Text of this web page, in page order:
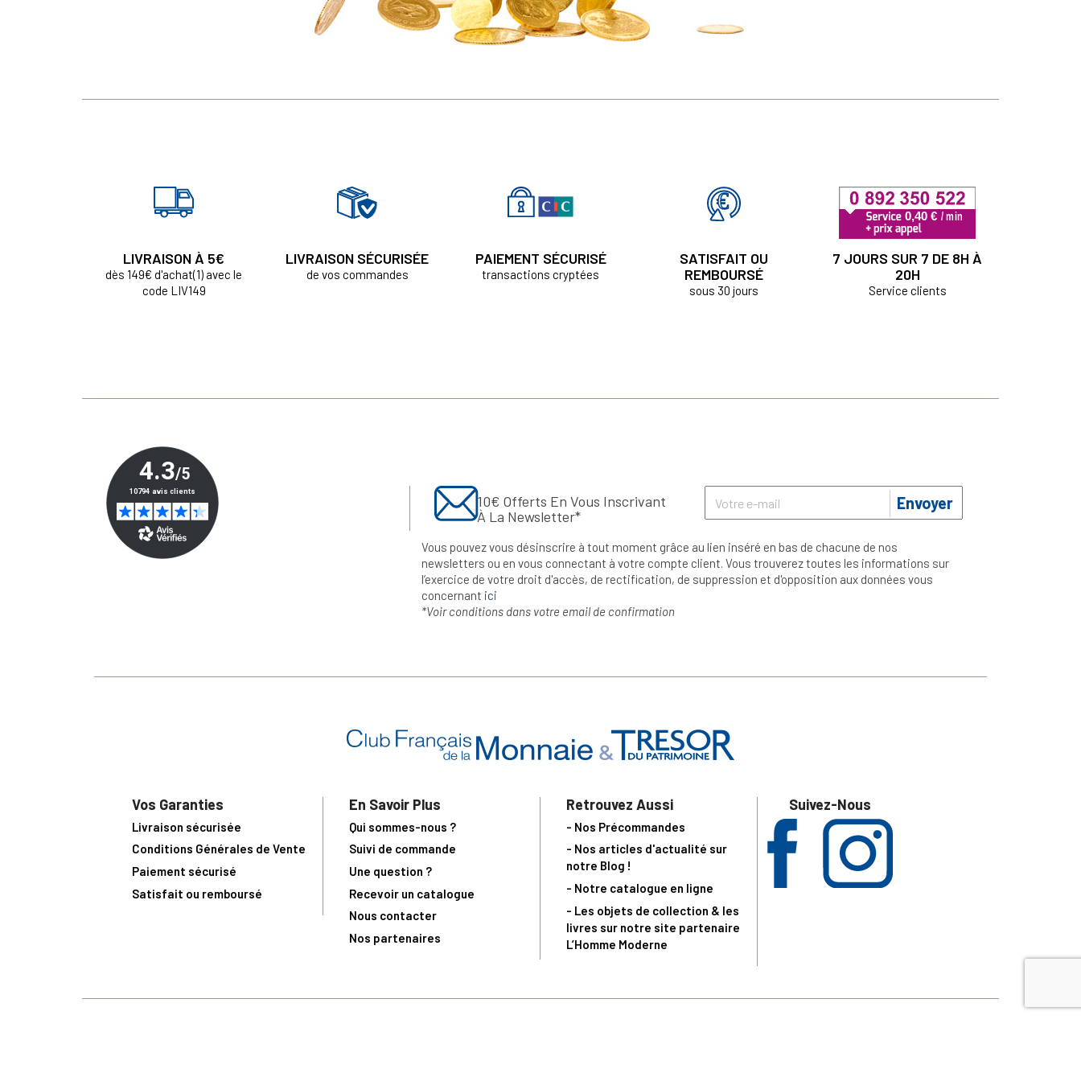
LIVRAISON À 5€
dès 149€ d'achat(1) avec le
code LIV149
LIVRAISON SÉCURISÉE
de vos commandes
PAIEMENT SÉCURISÉ
transactions cryptées
SATISFAIT OU
REMBOURSÉ
sous 30 jours
7 JOURS SUR 7 DE 8H À
20H
Service clients
10€ Offerts En Vous Inscrivant
À La Newsletter*
Envoyer
Vous pouvez vous désinscrire à tout moment grâce au lien inséré en bas de chacune de nos
newsletters ou en vous connectant à votre compte client. Vous trouverez toutes les informations sur
l’exercice de votre droit d'accès, de rectification, de suppression et d'opposition aux données vous
concernant ici
*Voir conditions dans votre email de confirmation
Vos Garanties
Livraison sécurisée
Conditions Générales de Vente
Paiement sécurisé
Satisfait ou remboursé
En Savoir Plus
Qui sommes-nous ?
Suivi de commande
Une question ?
Recevoir un catalogue
Nous contacter
Nos partenaires
Retrouvez Aussi
- Nos Précommandes
- Nos articles d'actualité sur
notre Blog !
- Notre catalogue en ligne
- Les objets de collection & les
livres sur notre site partenaire
L’Homme Moderne
Suivez-Nous